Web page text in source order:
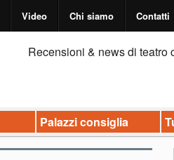
Video Chi siamo Contatti
Recensioni & news di teatro
Palazzi consiglia